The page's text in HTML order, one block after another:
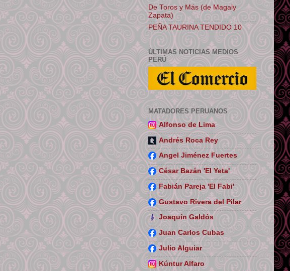
De Toros y Más (de Magaly
Zapata)
PEÑA TAURINA TENDIDO 10
ÚLTIMAS NOTICIAS MEDIOS
PERÚ
MATADORES PERUANOS
Alfonso de Lima
Andrés Roca Rey
Angel Jiménez Fuertes
César Bazán 'El Yeta'
Fabián Pareja 'El Fabi'
Gustavo Rivera del Pilar
Joaquín Galdós
Juan Carlos Cubas
Julio Alguiar
Kúntur Alfaro